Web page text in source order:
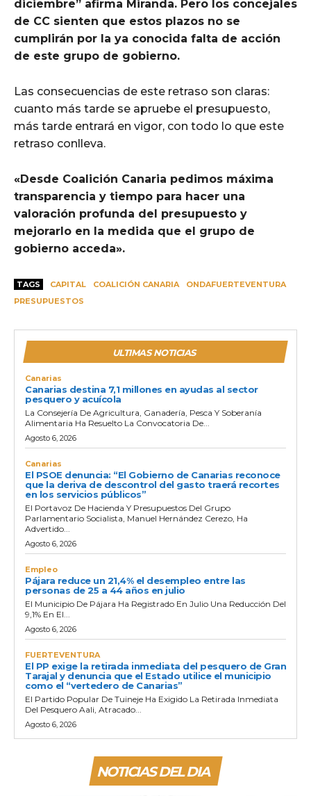
diciembre” afirma Miranda. Pero los concejales
de CC sienten que estos plazos no se
cumplirán por la ya conocida falta de acción
de este grupo de gobierno.
Las consecuencias de este retraso son claras:
cuanto más tarde se apruebe el presupuesto,
más tarde entrará en vigor, con todo lo que este
retraso conlleva.
«Desde Coalición Canaria pedimos máxima
transparencia y tiempo para hacer una
valoración profunda del presupuesto y
mejorarlo en la medida que el grupo de
gobierno acceda».
TAGS CAPITAL COALICIÓN CANARIA
ONDAFUERTEVENTURA
PRESUPUESTOS
ULTIMAS NOTICIAS
Canarias
Canarias destina 7,1 millones en ayudas al sector
pesquero y acuícola
La Consejería De Agricultura, Ganadería, Pesca Y Soberanía
Alimentaria Ha Resuelto La Convocatoria De...
Agosto 6, 2026
Canarias
El PSOE denuncia: “El Gobierno de Canarias reconoce
que la deriva de descontrol del gasto traerá recortes
en los servicios públicos”
El Portavoz De Hacienda Y Presupuestos Del Grupo
Parlamentario Socialista, Manuel Hernández Cerezo, Ha
Advertido...
Agosto 6, 2026
Empleo
Pájara reduce un 21,4% el desempleo entre las
personas de 25 a 44 años en julio
El Municipio De Pájara Ha Registrado En Julio Una Reducción Del
9,1% En El...
Agosto 6, 2026
FUERTEVENTURA
El PP exige la retirada inmediata del pesquero de Gran
Tarajal y denuncia que el Estado utilice el municipio
como el “vertedero de Canarias”
El Partido Popular De Tuineje Ha Exigido La Retirada Inmediata
Del Pesquero Aali, Atracado...
Agosto 6, 2026
NOTICIAS DEL DIA